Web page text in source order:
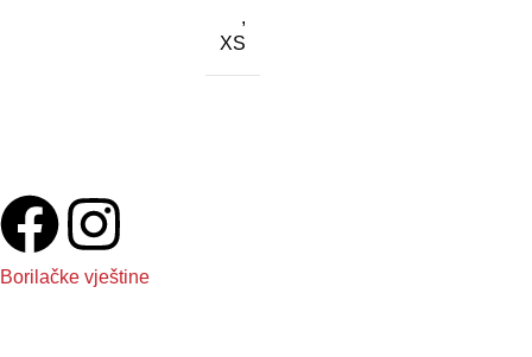
,
XS
Borilačke vještine